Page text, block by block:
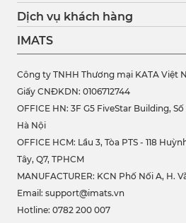
Dịch vụ khách hàng
IMATS
Công ty TNHH Thương mại KATA Việt
Giấy CNĐKDN: 0106712744
OFFICE HN: 3F G5 FiveStar Building,
Hà Nội
OFFICE HCM: Lầu 3, Tòa PTS - 118
Tây, Q7, TPHCM
MANUFACTURER: KCN Phố Nối A, H.
Email: support@imats.vn
Hotline: 0782 200 007